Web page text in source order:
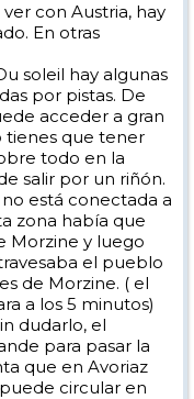
con Austria, hay
En otras
soleil hay algunas
por pistas. De
acceder a gran
tienes que tener
todo en la
salir por un riñón.
está conectada a
zona había que
Morzine y luego
el pueblo
de Morzine. ( el
a los 5 minutos)
dudarlo, el
para pasar la
que en Avoriaz
circular en